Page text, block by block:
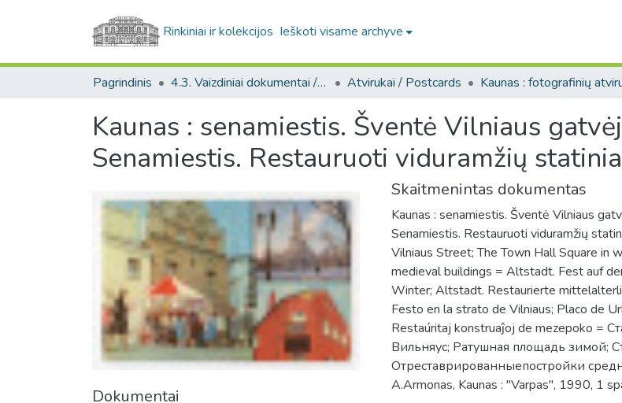
Rinkiniai ir kolekcijos Ieškoti visame archyve
Pagrindinis 4.3. Vaizdiniai dokumentai / Visual documents Atvirukai / Postcards
Kaunas : senamiestis. Šventė Vilniaus
Senamiestis. Restauruoti viduramžių
Dokumentai
Skaitmenintas dokumentas
Kaunas : senamiestis. Šventė Vilniaus
Senamiestis. Restauruoti viduramžių
Vilniaus Street; The Town Hall Square in
medieval buildings = Altstadt. Fest auf
Winter; Altstadt. Restaurierte
Festo en la strato de Vilniaus; Placo de
Restaúritaj konstruaĵoj de mezepoko =
Вильняус; Ратушная площадь зимой;
Отреставрированныепостройки
A.Armonas, Kaunas : "Varpas", 1990, 1